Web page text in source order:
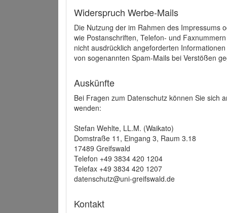
Widerspruch Werbe-Mails
Die Nutzung der im Rahmen des Impressums
wie Postanschriften, Telefon- und
nicht ausdrücklich angeforderten
von sogenannten Spam-Mails bei Verstößen
Auskünfte
Bei Fragen zum Datenschutz können Sie sich
wenden:
Stefan Wehlte, LL.M. (Waikato)
Domstraße 11, Eingang 3, Raum 3.18
17489 Greifswald
Telefon +49 3834 420 1204
Telefax +49 3834 420 1207
datenschutz@uni-greifswald.de
Kontakt